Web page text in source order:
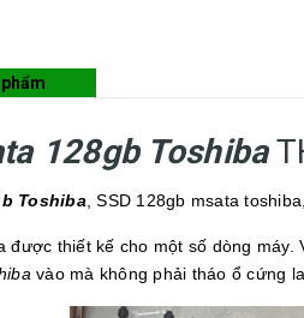
128gb Toshiba
Toshiba , SSD 128gb msata
được thiết kế cho một số dòng
vào mà không phải tháo ổ cứng